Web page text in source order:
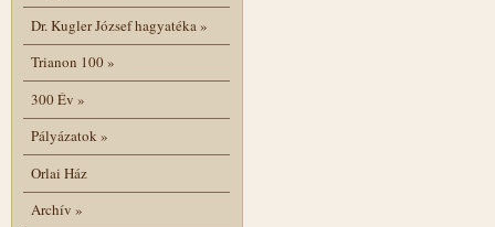
Dr. Kugler József hagyatéka»
Trianon 100»
300 Év »
Pályázatok»
Orlai Ház
Archív »